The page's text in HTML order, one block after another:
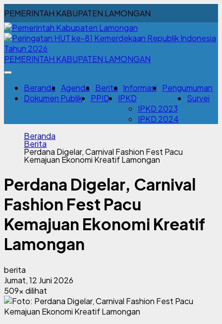
PEMERINTAH KABUPATEN LAMONGAN
PEMERINTAH KABUPATEN LAMONGAN
Beranda Agenda Berita Informasi
Pengumuman
Dokumen Publik
PPID
IPKD
IPKD 2023
IPKD 2024
Survei
Beranda
Berita
Perdana Digelar, Carnival Fashion Fest Pacu
Kemajuan Ekonomi Kreatif Lamongan
Perdana Digelar, Carnival
Fashion Fest Pacu
Kemajuan Ekonomi Kreatif
Lamongan
berita
Jumat, 12 Juni 2026
509x dilihat